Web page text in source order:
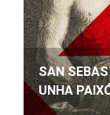
SAN
UNHA